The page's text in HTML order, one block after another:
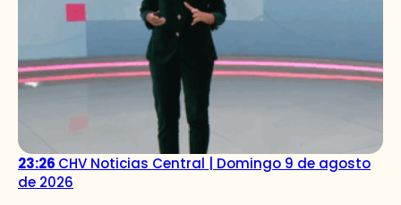
23:26 CHV Noticias Central | Domingo 9 de agosto
de 2026